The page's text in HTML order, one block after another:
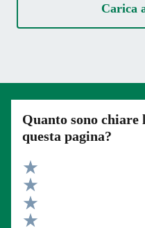
Carica
Quanto sono
questa pagina?
Valuta 5 stelle su 5
Valuta 4 stelle su 5
Valuta 3 stelle su 5